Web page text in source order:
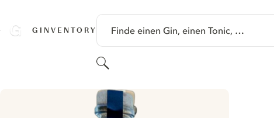
GINVENTORY Finde einen Gin, einen Tonic, …
Suchen